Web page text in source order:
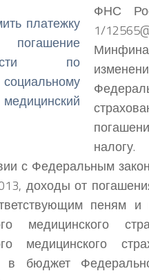
ФНС
1/
Минфина
налогу.
с Федеральным
доходы от
пеням
медицинского
медицинского
в бюджет